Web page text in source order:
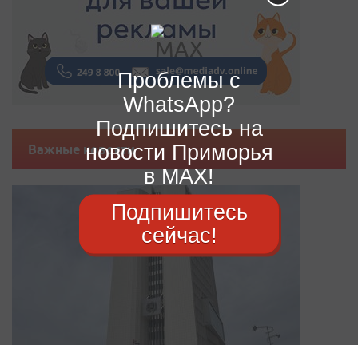
Важные новости
Проблемы с
WhatsApp?
Подпишитесь на
новости Приморья
в MAX!
Подпишитесь
сейчас!